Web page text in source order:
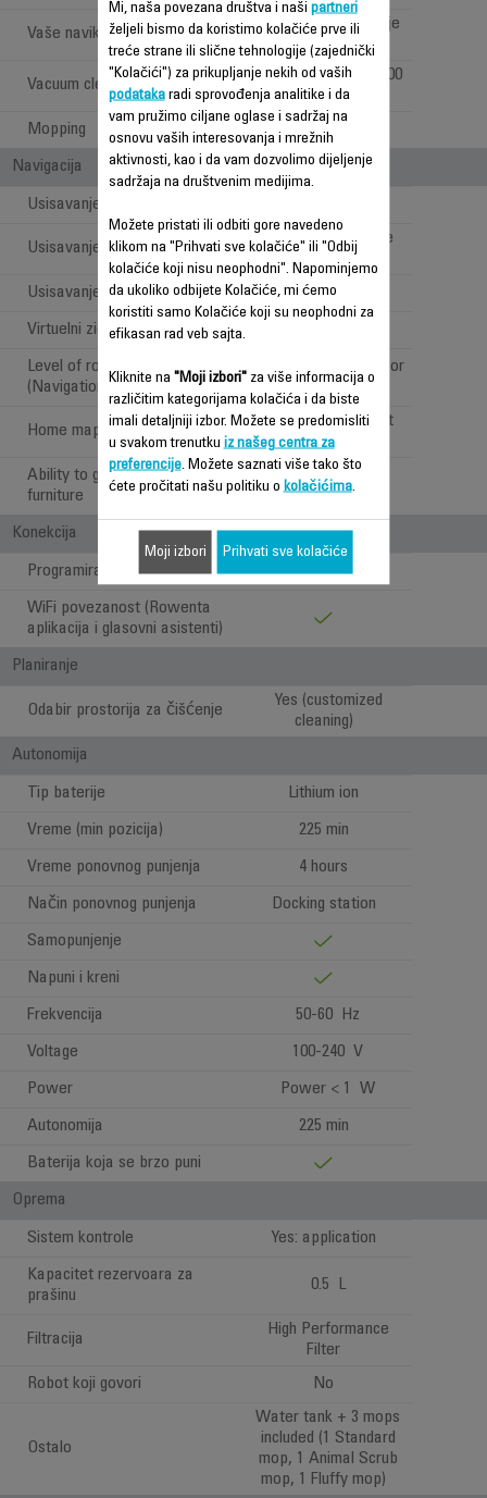
Vaše navike
Automatsko čišćenje
bez napora
Vacuum cleaning efficiency
Best-in-class (>=4000
Pa)
Mopping
Electronic
Navigacija
Usisavanje više prostorija
Usisavanje oko prepreka
Standard (Obstacle
detection >10 cm)
Usisavanje stepenica
Yes: 3 drop sensors
Virtuelni zidovi
Level of room coverage
(Navigation technology)
Best-in-class (laser or
laser+camera)
Home mapping in the App
Room management
and cleaning report
Ability to go under low
furniture
Standard
Konekcija
Programiranje čišćenja
WiFi povezanost (Rowenta
aplikacija i glasovni asistenti)
Planiranje
Odabir prostorija za čišćenje
Yes (customized
cleaning)
Autonomija
Tip baterije Lithium ion
Vreme (min pozicija) 225 min
Vreme ponovnog punjenja 4 hours
Način ponovnog punjenja Docking station
Samopunjenje
Napuni i kreni
Frekvencija 50-60 Hz
Voltage 100-240 V
Power Power < 1 W
Autonomija 225 min
Baterija koja se brzo puni
Oprema
Sistem kontrole Yes: application
Kapacitet rezervoara za
prašinu
0.5 L
Filtracija
High Performance
Filter
Robot koji govori
No
Ostalo
Water tank + 3 mops
included (1 Standard
mop, 1 Animal Scrub
mop, 1 Fluffy mop)
Mi, naša povezana društva i naši partneri
željeli bismo da koristimo kolačiće prve ili
treće strane ili slične tehnologije (zajednički
"Kolačići") za prikupljanje nekih od vaših
podatakaradi sprovođenja analitike i da
vam pružimo ciljane oglase i sadržaj na
osnovu vaših interesovanja i mrežnih
aktivnosti, kao i da vam dozvolimo dijeljenje
sadržaja na društvenim medijima.
Možete pristati ili odbiti gore navedeno
klikom na "Prihvati sve kolačiće" ili "Odbij
kolačiće koji nisu neophodni". Napominjemo
da ukoliko odbijete Kolačiće, mi ćemo
koristiti samo Kolačiće koji su neophodni za
efikasan rad veb sajta.
Kliknite na "Moji izbori"za više informacija o
različitim kategorijama kolačića i da biste
imali detaljniji izbor. Možete se predomisliti
u svakom trenutku iz našeg centra za
preferencije. Možete saznati više tako što
ćete pročitati našu politiku o kolačićima.
Moji izbori Prihvati sve kolačiće